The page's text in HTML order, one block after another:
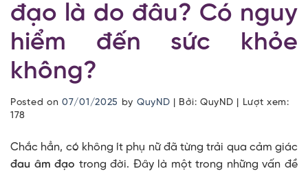
đạo là do đâu? Có nguy
hiểm đến sức khỏe
không?
Posted on 07/01/2025 by QuyND | Bởi: QuyND | Lượt xem:
178
Chắc hẳn, có không ít phụ nữ đã từng trải qua cảm giác
đau âm đạo trong đời. Đây là một trong những vấn đề